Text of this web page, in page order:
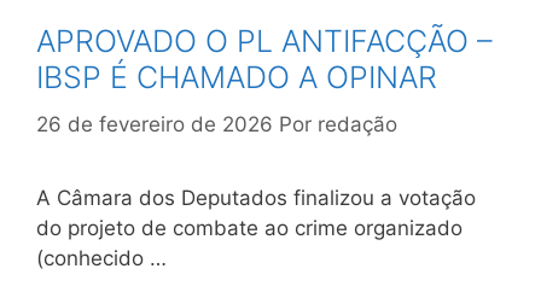
APROVADO O PL ANTIFACÇÃO –
IBSP É CHAMADO A OPINAR
26 de fevereiro de 2026 Por redação
A Câmara dos Deputados finalizou a votação
do projeto de combate ao crime organizado
(conhecido …